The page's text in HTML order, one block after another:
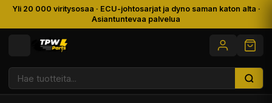
Yli 20 000 viritysosaa · ECU-johtosarjat ja dyno saman katon alta ·
Asiantuntevaa palvelua